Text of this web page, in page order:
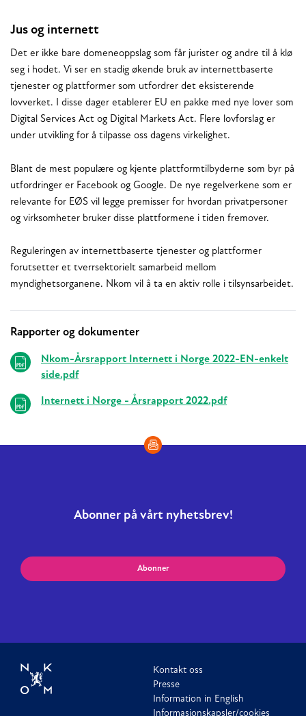
Jus og internett
Det er ikke bare domeneoppslag som får jurister og andre til å klø
seg i hodet. Vi ser en stadig økende bruk av internettbaserte
tjenester og plattformer som utfordrer det eksisterende
lovverket. I disse dager etablerer EU en pakke med nye lover som
Digital Services Act og Digital Markets Act. Flere lovforslag er
under utvikling for å tilpasse oss dagens virkelighet.
Blant de mest populære og kjente plattformtilbyderne som byr på
utfordringer er Facebook og Google. De nye regelverkene som er
relevante for EØS vil legge premisser for hvordan privatpersoner
og virksomheter bruker disse plattformene i tiden fremover.
Reguleringen av internettbaserte tjenester og plattformer
forutsetter et tverrsektorielt samarbeid mellom
myndighetsorganene. Nkom vil å ta en aktiv rolle i tilsynsarbeidet.
Relaterte
Rapporter og dokumenter
Nkom-Årsrapport Internett i Norge 2022-EN-enkelt
side.pdf
Internett i Norge - Årsrapport 2022.pdf
Abonner på vårt nyhetsbrev!
Abonner
Kontakt oss
Presse
Information in English
Informasjonskapsler/cookies